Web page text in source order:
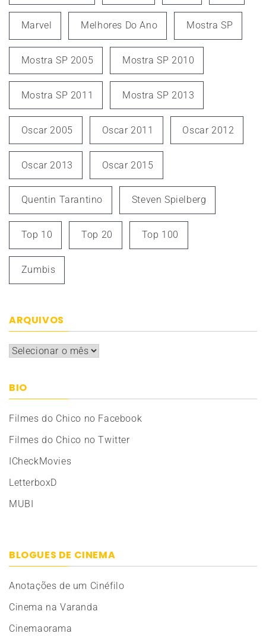
Marvel Melhores Do Ano Mostra SP
Mostra SP 2005 Mostra SP 2010
Mostra SP 2011 Mostra SP 2013
Oscar 2005 Oscar 2011 Oscar 2012
Oscar 2013 Oscar 2015
Quentin Tarantino Steven Spielberg
Top 10 Top 20 Top 100
Zumbis
ARQUIVOS
Arquivos
BIO
Filmes do Chico no Facebook
Filmes do Chico no Twitter
ICheckMovies
LetterboxD
MUBI
BLOGUES DE CINEMA
Anotações de um Cinéfilo
Cinema na Varanda
Cinemaorama